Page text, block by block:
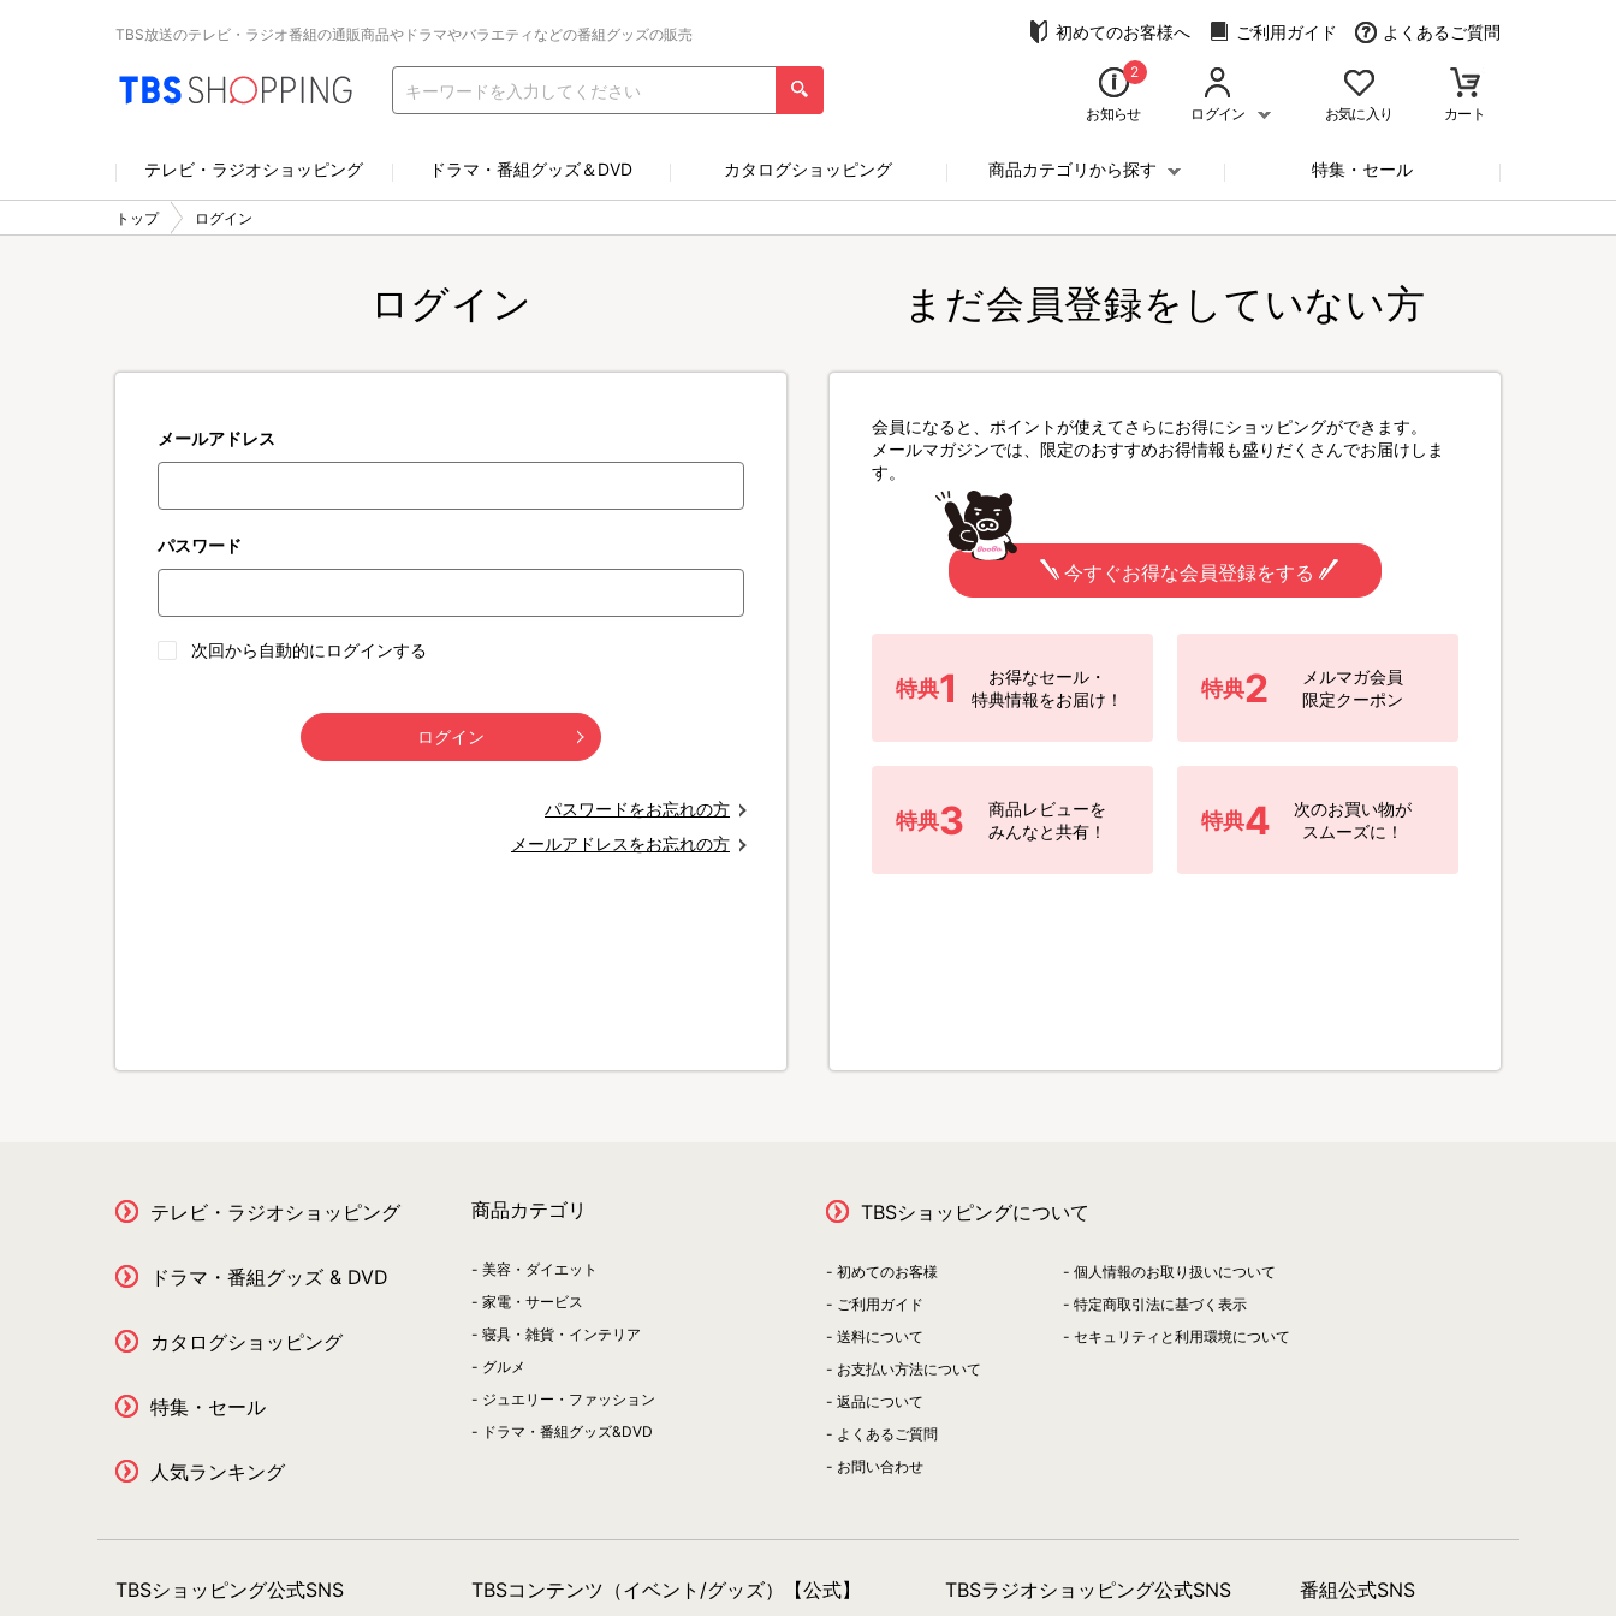
TBS放送のテレビ・ラジオ番組の通販商品やドラマやバラエティなどの番組グッズの販売 初めてのお客様へ ご利用ガイド よくあるご質問
2
お知らせ ログイン お気に入り カート
テレビ・ラジオショッピング ドラマ・番組グッズ＆DVD カタログショッピング 商品カテゴリから探す 特集・セール
トップ ログイン
ログイン
メールアドレス
パスワード
次回から自動的にログインする
ログイン
パスワードをお忘れの方
メールアドレスをお忘れの方
まだ会員登録をしていない方
会員になると、ポイントが使えてさらにお得にショッピングができます。
メールマガジンでは、限定のおすすめお得情報も盛りだくさんでお届けしま
す。
今すぐお得な会員登録をする
特典1
お得なセール・
特典情報をお届け！
特典2
メルマガ会員
限定クーポン
特典3
商品レビューを
みんなと共有！
特典4
次のお買い物が
スムーズに！
テレビ・ラジオショッピング
ドラマ・番組グッズ & DVD
カタログショッピング
特集・セール
人気ランキング
商品カテゴリ
美容・ダイエット
家電・サービス
寝具・雑貨・インテリア
グルメ
ジュエリー・ファッション
ドラマ・番組グッズ&DVD
TBSショッピングについて
初めてのお客様
ご利用ガイド
送料について
お支払い方法について
返品について
よくあるご質問
お問い合わせ
個人情報のお取り扱いについて
特定商取引法に基づく表示
セキュリティと利用環境について
TBSショッピング公式SNS TBSコンテンツ（イベント/グッズ）【公式】 TBSラジオショッピング公式SNS 番組公式SNS